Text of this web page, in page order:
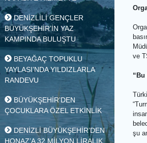
MESKA SOSYAL TESİSİ TAM
KAPASİTE HİZMETTE
DENİZLİLİ GENÇLER
BÜYÜKŞEHİR’İN YAZ
KAMPINDA BULUŞTU
BEYAĞAÇ TOPUKLU
YAYLASI’NDA YILDIZLARLA
RANDEVU
BÜYÜKŞEHİR’DEN